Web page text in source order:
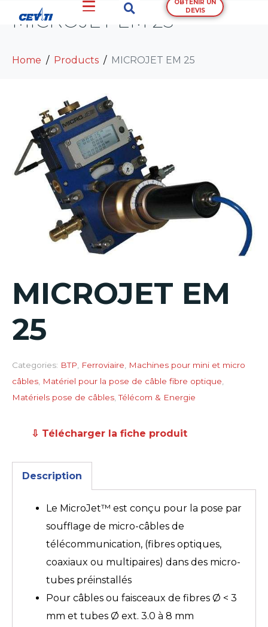
OBTENIR UN
DEVIS
MICROJET EM 25
Home Products MICROJET EM 25
MICROJET EM
25
Categories: BTP Ferroviaire
Machines pour mini et micro
câbles Matériel pour la pose de câble fibre optique
Matériels pose de câbles ,Télécom & Energie
⇩ Télécharger la fiche produit
Description
Le MicroJet™ est conçu pour la pose par
soufflage de micro-câbles de
télécommunication, (fibres optiques,
coaxiaux ou multipaires) dans des micro-
tubes préinstallés
Pour câbles ou faisceaux de fibres Ø < 3
mm et tubes Ø ext. 3.0 à 8 mm